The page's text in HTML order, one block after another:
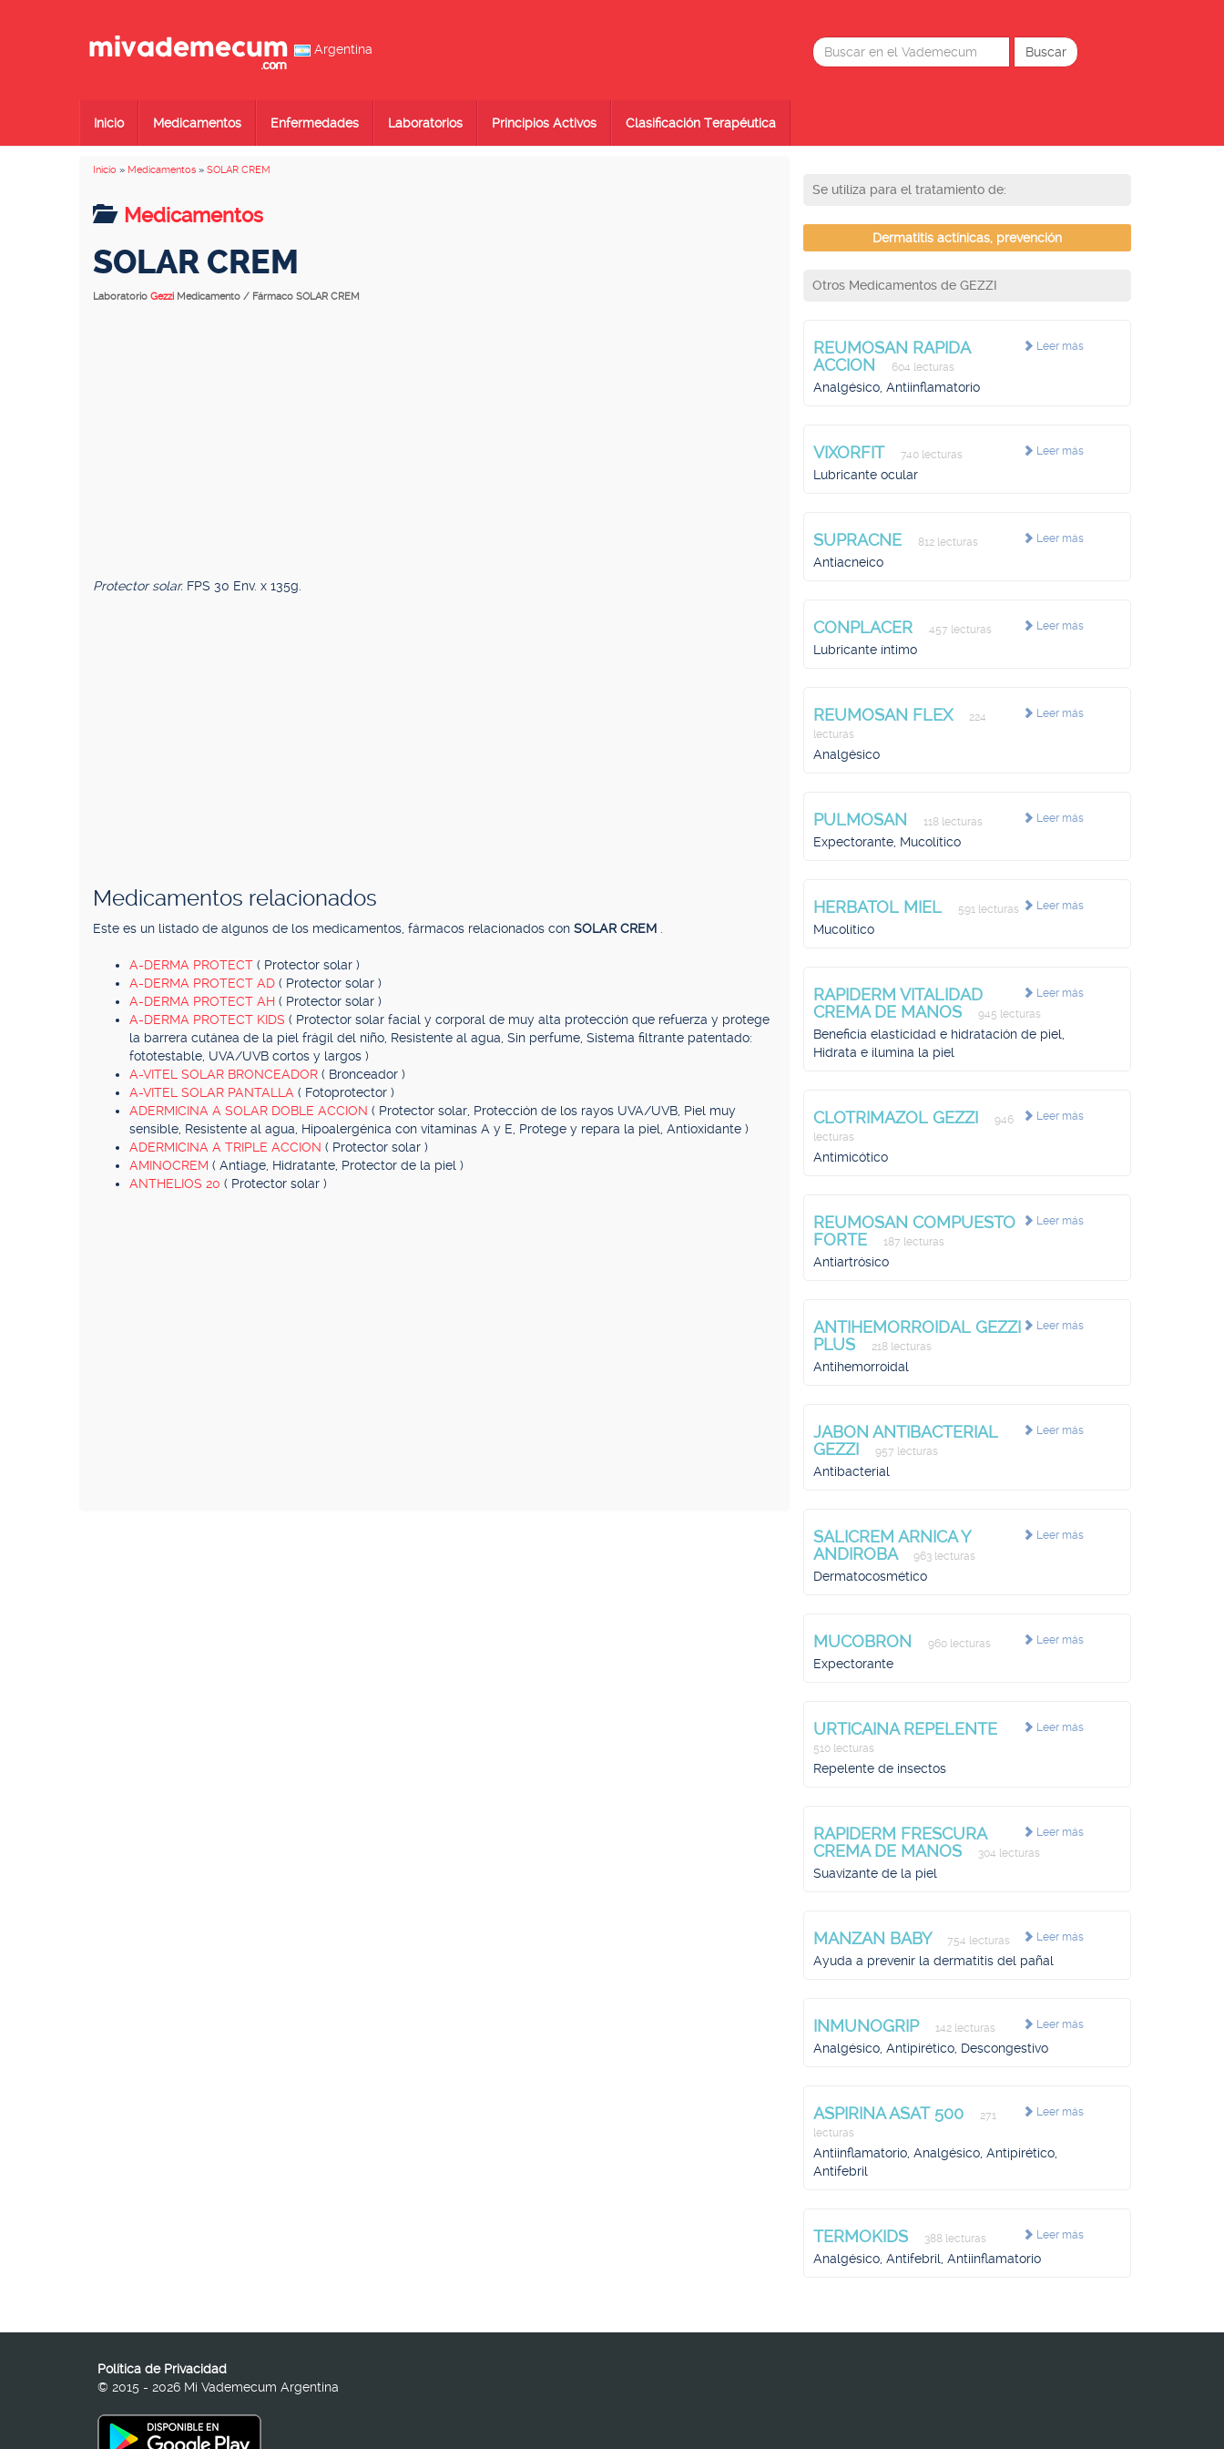
Argentina
Inicio Medicamentos Enfermedades Laboratorios Principios Activos Clasificación Terapéutica
Inicio » Medicamentos » SOLAR CREM
Medicamentos
SOLAR CREM
Laboratorio Gezzi Medicamento / Fármaco SOLAR CREM
Protector solar. FPS 30 Env. x 135g.
Medicamentos relacionados
Este es un listado de algunos de los medicamentos, fármacos relacionados con SOLAR CREM
A-DERMA PROTECT ( Protector solar )
A-DERMA PROTECT AD ( Protector solar )
A-DERMA PROTECT AH ( Protector solar )
A-DERMA PROTECT KIDS ( Protector solar facial y corporal de muy alta protección que refuerza y protege
la barrera cutánea de la piel frágil del niño, Resistente al agua, Sin perfume, Sistema filtrante patentado:
fototestable, UVA/UVB cortos y largos )
A-VITEL SOLAR BRONCEADOR ( Bronceador )
A-VITEL SOLAR PANTALLA ( Fotoprotector )
ADERMICINA A SOLAR DOBLE ACCION ( Protector solar, Protección de los rayos UVA/UVB, Piel muy
sensible, Resistente al agua, Hipoalergénica con vitaminas A y E, Protege y repara la piel, Antioxidante )
ADERMICINA A TRIPLE ACCION ( Protector solar )
AMINOCREM ( Antiage, Hidratante, Protector de la piel )
ANTHELIOS 20 ( Protector solar )
Se utiliza para el tratamiento de:
Dermatitis actínicas, prevención
Otros Medicamentos de GEZZI
Leer más
REUMOSAN RAPIDA
ACCION
604 lecturas
Analgésico, Antiinflamatorio
Leer más
VIXORFIT 740 lecturas
Lubricante ocular
Leer más
SUPRACNE 812 lecturas
Antiacneico
Leer más
CONPLACER 457 lecturas
Lubricante íntimo
Leer más
REUMOSAN FLEX
224
lecturas
Analgésico
Leer más
PULMOSAN 118 lecturas
Expectorante, Mucolítico
Leer más
HERBATOL MIEL 591 lecturas
Mucolítico
Leer más
RAPIDERM VITALIDAD
CREMA DE MANOS
945 lecturas
Beneficia elasticidad e hidratación de piel,
Hidrata e ilumina la piel
Leer más
CLOTRIMAZOL GEZZI
946
lecturas
Antimicótico
Leer más
REUMOSAN COMPUESTO
FORTE
187 lecturas
Antiartrósico
Leer más
ANTIHEMORROIDAL GEZZI
PLUS
218 lecturas
Antihemorroidal
Leer más
JABON ANTIBACTERIAL
GEZZI
957 lecturas
Antibacterial
Leer más
SALICREM ARNICA Y
ANDIROBA
963 lecturas
Dermatocosmético
Leer más
MUCOBRON 960 lecturas
Expectorante
Leer más
URTICAINA REPELENTE
510 lecturas
Repelente de insectos
Leer más
RAPIDERM FRESCURA
CREMA DE MANOS
304 lecturas
Suavizante de la piel
Leer más
MANZAN BABY 754 lecturas
Ayuda a prevenir la dermatitis del pañal
Leer más
INMUNOGRIP 142 lecturas
Analgésico, Antipirético, Descongestivo
Leer más
ASPIRINA ASAT 500
271
lecturas
Antiinflamatorio, Analgésico, Antipirético,
Antifebril
Leer más
TERMOKIDS 388 lecturas
Analgésico, Antifebril, Antiinflamatorio
Política de Privacidad
© 2015 - 2026 Mi Vademecum Argentina